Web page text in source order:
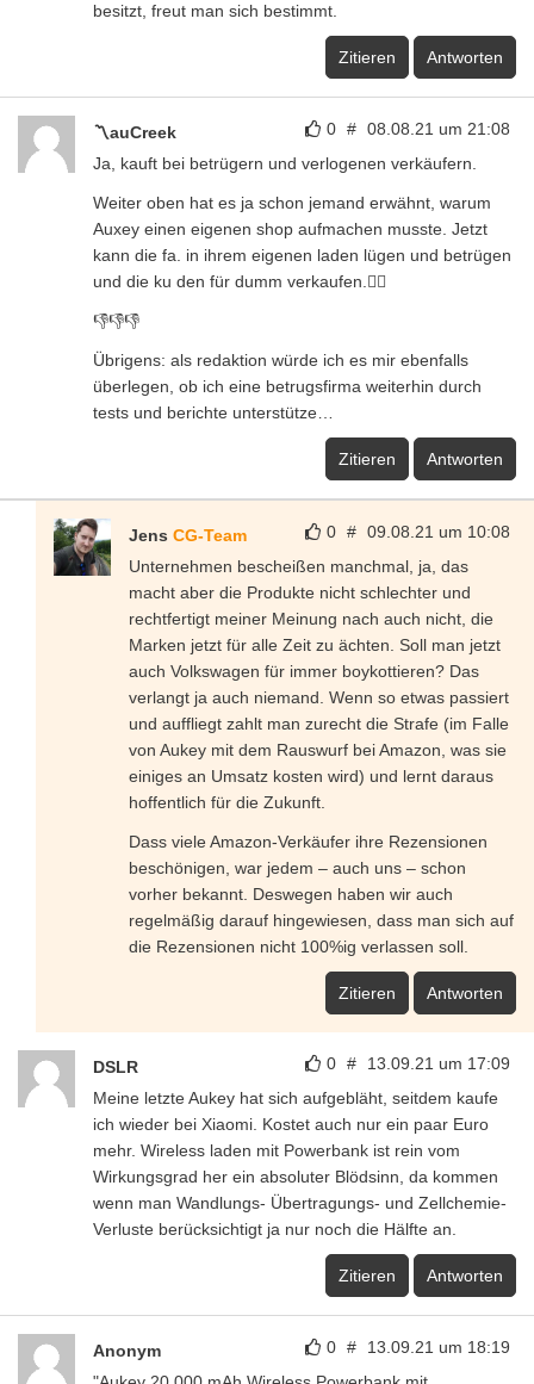
besitzt, freut man sich bestimmt.
Zitieren Antworten
0 # 08.08.21 um 21:08
〽️auCreek
Ja, kauft bei betrügern und verlogenen verkäufern.
Weiter oben hat es ja schon jemand erwähnt, warum
Auxey einen eigenen shop aufmachen musste. Jetzt
kann die fa. in ihrem eigenen laden lügen und betrügen
und die ku den für dumm verkaufen.🤦‍♂️
👎👎👎
Übrigens: als redaktion würde ich es mir ebenfalls
überlegen, ob ich eine betrugsfirma weiterhin durch
tests und berichte unterstütze…
Zitieren Antworten
0 # 09.08.21 um 10:08
Jens CG-Team
Unternehmen bescheißen manchmal, ja, das
macht aber die Produkte nicht schlechter und
rechtfertigt meiner Meinung nach auch nicht, die
Marken jetzt für alle Zeit zu ächten. Soll man jetzt
auch Volkswagen für immer boykottieren? Das
verlangt ja auch niemand. Wenn so etwas passiert
und auffliegt zahlt man zurecht die Strafe (im Falle
von Aukey mit dem Rauswurf bei Amazon, was sie
einiges an Umsatz kosten wird) und lernt daraus
hoffentlich für die Zukunft.
Dass viele Amazon-Verkäufer ihre Rezensionen
beschönigen, war jedem – auch uns – schon
vorher bekannt. Deswegen haben wir auch
regelmäßig darauf hingewiesen, dass man sich auf
die Rezensionen nicht 100%ig verlassen soll.
Zitieren Antworten
0 # 13.09.21 um 17:09
DSLR
Meine letzte Aukey hat sich aufgebläht, seitdem kaufe
ich wieder bei Xiaomi. Kostet auch nur ein paar Euro
mehr. Wireless laden mit Powerbank ist rein vom
Wirkungsgrad her ein absoluter Blödsinn, da kommen
wenn man Wandlungs- Übertragungs- und Zellchemie-
Verluste berücksichtigt ja nur noch die Hälfte an.
Zitieren Antworten
0 # 13.09.21 um 18:19
Anonym